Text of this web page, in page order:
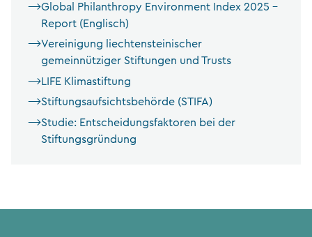
Global Philanthropy Environment Index 2025 –
Report (Englisch)
Vereinigung liechtensteinischer
gemeinnütziger Stiftungen und Trusts
LIFE Klimastiftung
Stiftungsaufsichtsbehörde (STIFA)
Studie: Entscheidungsfaktoren bei der
Stiftungsgründung